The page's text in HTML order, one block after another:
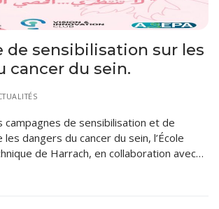
de sensibilisation sur les
cancer du sein.
campagnes de sensibilisation et de
dangers du cancer du sein, l’École
de Harrach, en collaboration avec…